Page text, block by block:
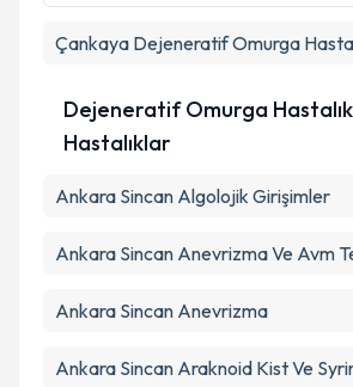
Çankaya Dejeneratif Omurga
Dejeneratif Omurga
Hastalıklar
Ankara Sincan Algolojik Girişimler
Ankara Sincan Anevrizma Ve Avm
Ankara Sincan Anevrizma
Ankara Sincan Araknoid Kist Ve